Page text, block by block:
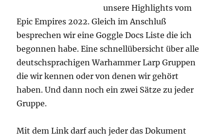
unsere Highlights vom
Epic Empires 2022. Gleich im Anschluß
besprechen wir eine Goggle Docs Liste die ich
begonnen habe. Eine schnellübersicht über alle
deutschsprachigen Warhammer Larp Gruppen
die wir kennen oder von denen wir gehört
haben. Und dann noch ein zwei Sätze zu jeder
Gruppe.
Mit dem Link darf auch jeder das Dokument